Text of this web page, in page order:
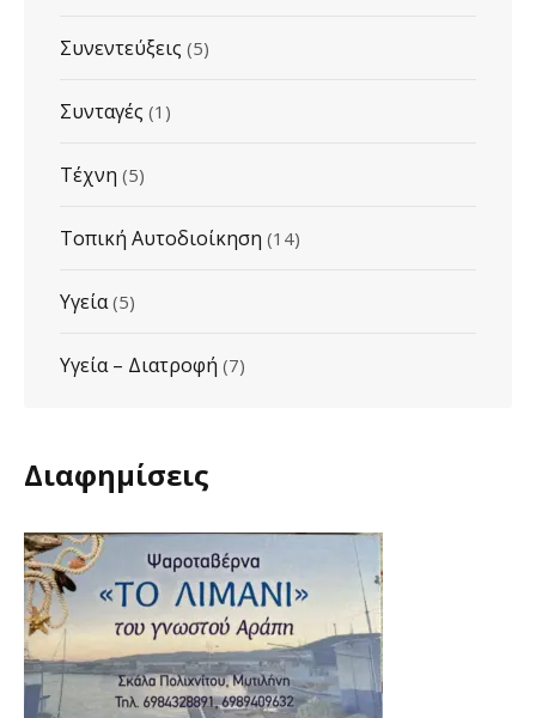
Συνεντεύξεις (5)
Συνταγές (1)
Τέχνη (5)
Τοπική Αυτοδιοίκηση (14)
Υγεία(5)
Υγεία – Διατροφή (7)
Διαφημίσεις